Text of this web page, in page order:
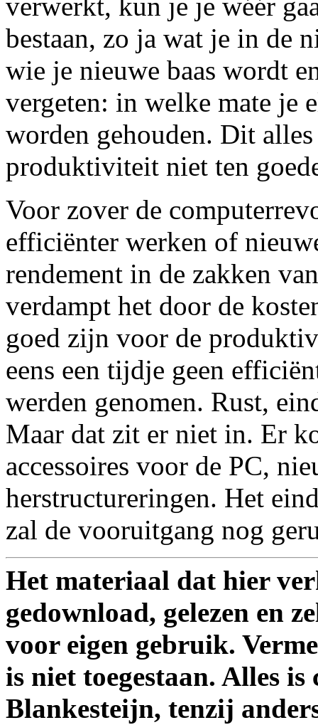
verwerkt, kun je je wéér
bestaan, zo ja wat je in de
wie je nieuwe baas wordt
vergeten: in welke mate je
worden gehouden. Dit
produktiviteit niet ten
Voor zover de
efficiënter werken of
rendement in de zakken
verdampt het door de
goed zijn voor de
eens een tijdje geen
werden genomen. Rust,
Maar dat zit er niet in. Er
accessoires voor de PC,
herstructureringen. Het
zal de vooruitgang nog
Het materiaal dat hier
gedownload, gelezen en
voor eigen gebruik.
is niet toegestaan. Alles
Blankesteijn, tenzij